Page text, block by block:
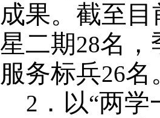
成果。截至
星二期28名，
服务标兵26名
2 ．以“两学